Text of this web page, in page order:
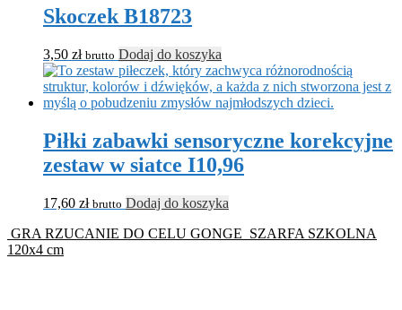
Skoczek B18723
3,50 zł brutto Dodaj do koszyka
Piłki zabawki sensoryczne korekcyjne
zestaw w siatce I10,96
17,60 zł brutto Dodaj do koszyka
GRA RZUCANIE DO CELU GONGE SZARFA SZKOLNA
120x4 cm